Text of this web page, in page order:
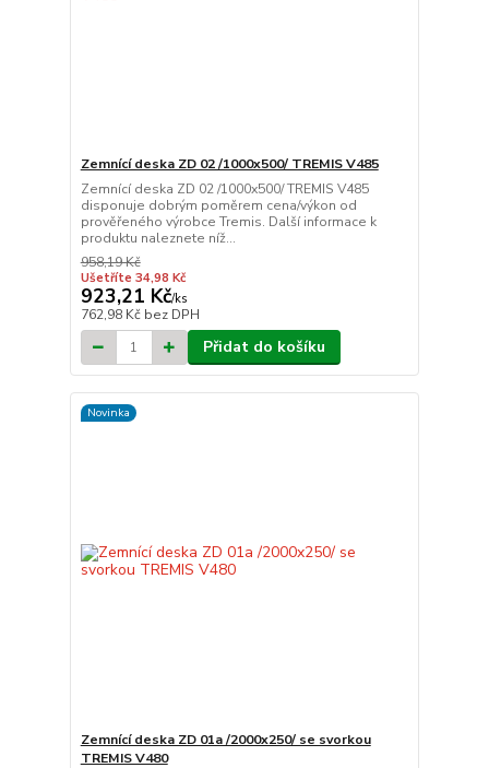
Zemnící deska ZD 02 /1000x500/ TREMIS V485
Zemnící deska ZD 02 /1000x500/ TREMIS V485
disponuje dobrým poměrem cena/výkon od
prověřeného výrobce Tremis. Další informace k
produktu naleznete níž...
958,19 Kč
Ušetříte 34,98 Kč
923,21 Kč/ks
762,98 Kč bez DPH
Přidat do košíku
Novinka
Zemnící deska ZD 01a /2000x250/ se svorkou
TREMIS V480